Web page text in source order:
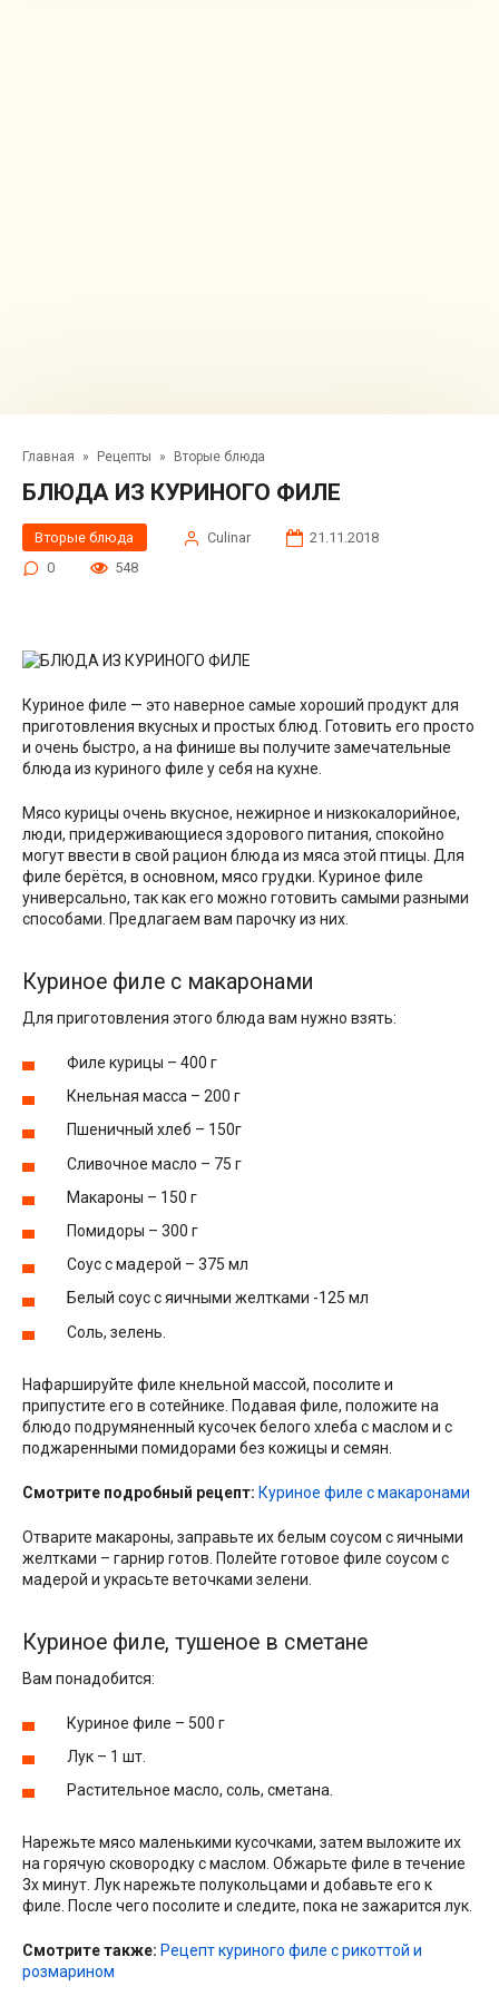
Главная » Рецепты » Вторые блюда
БЛЮДА ИЗ КУРИНОГО ФИЛЕ
Вторые блюда Сulinar
21.11.2018
0
548
Куриное филе — это наверное самые хороший продукт для
приготовления вкусных и простых блюд. Готовить его просто
и очень быстро, а на финише вы получите замечательные
блюда из куриного филе у себя на кухне.
Мясо курицы очень вкусное, нежирное и низкокалорийное,
люди, придерживающиеся здорового питания, спокойно
могут ввести в свой рацион блюда из мяса этой птицы. Для
филе берётся, в основном, мясо грудки. Куриное филе
универсально, так как его можно готовить самыми разными
способами. Предлагаем вам парочку из них.
Куриное филе с макаронами
Для приготовления этого блюда вам нужно взять:
Филе курицы – 400 г
Кнельная масса – 200 г
Пшеничный хлеб – 150г
Сливочное масло – 75 г
Макароны – 150 г
Помидоры – 300 г
Соус с мадерой – 375 мл
Белый соус с яичными желтками -125 мл
Соль, зелень.
Нафаршируйте филе кнельной массой, посолите и
припустите его в сотейнике. Подавая филе, положите на
блюдо подрумяненный кусочек белого хлеба с маслом и с
поджаренными помидорами без кожицы и семян.
Смотрите подробный рецепт: Куриное филе с макаронами
Отварите макароны, заправьте их белым соусом с яичными
желтками – гарнир готов. Полейте готовое филе соусом с
мадерой и украсьте веточками зелени.
Куриное филе, тушеное в сметане
Вам понадобится:
Куриное филе – 500 г
Лук – 1 шт.
Растительное масло, соль, сметана.
Нарежьте мясо маленькими кусочками, затем выложите их
на горячую сковородку с маслом. Обжарьте филе в течение
3х минут. Лук нарежьте полукольцами и добавьте его к
филе. После чего посолите и следите, пока не зажарится лук.
Смотрите также: Рецепт куриного филе с рикоттой и
розмарином